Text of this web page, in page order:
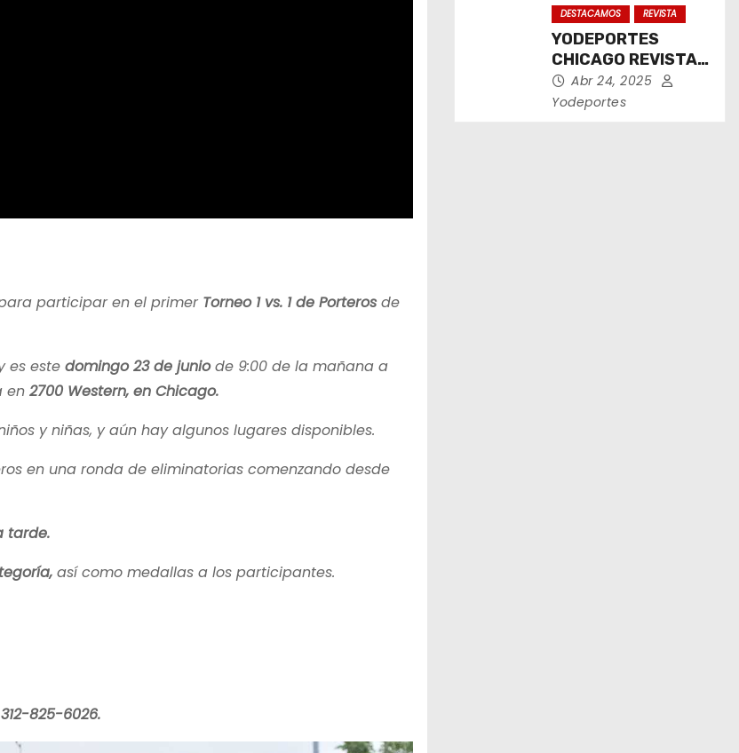
participar en el primer Torneo 1 vs. 1 de Porterosde
es este domingo 23 de juniode 9:00 de la mañana a
en 2700 Western, en Chicago.
y niñas, y aún hay algunos lugares disponibles.
en una ronda de eliminatorias comenzando desde
tarde.
así como medallas a los participantes.
312-825-6026.
DESTACAMOS REVISTA
YODEPORTES
CHICAGO REVISTA
IMPRESA ABRIL
2025
Abr 24, 2025
Yodeportes